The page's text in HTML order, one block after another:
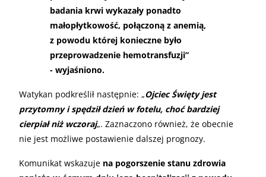
badania krwi wykazały ponadto
małopłytkowość, połączoną z anemią,
z powodu której konieczne było
przeprowadzenie hemotransfuzji”
- wyjaśniono.
Watykan podkreślił następnie: „Ojciec Święty jest
przytomny i spędził dzień w fotelu, choć bardziej
cierpiał niż wczoraj„. Zaznaczono również, że obecnie
nie jest możliwe postawienie dalszej prognozy.
Komunikat wskazuje na pogorszenie stanu zdrowia